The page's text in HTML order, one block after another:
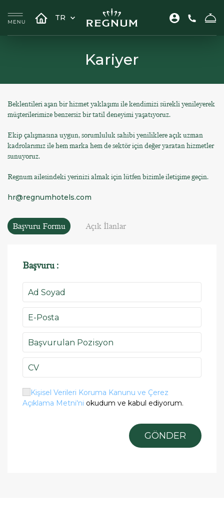
TR
Kariyer
Beklentileri aşan bir hizmet yaklaşımı ile kendimizi sürekli yenileyerek
müşterilerimize benzersiz bir tatil deneyimi yaşatıyoruz.
Ekip çalışmasına uygun, sorumluluk sahibi yeniliklere açık uzman
kadrolarımız ile hem marka hem de sektör için değer yaratan hizmetler
sunuyoruz.
Regnum ailesindeki yerinizi almak için lütfen bizimle iletişime geçin.
hr@regnumhotels.com
Başvuru Formu Açık İlanlar
Başvuru :
CV
Kişisel Verileri Koruma Kanunu ve Çerez
Açıklama Metni'ni okudum ve kabul ediyorum.
GÖNDER